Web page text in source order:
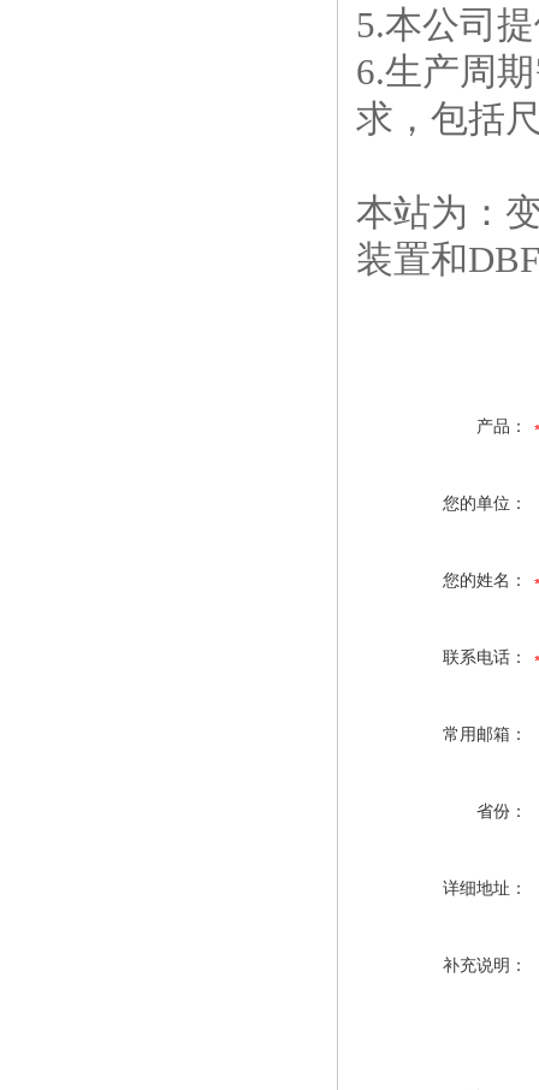
5.本公司
6.生产周
求，包括
本站为：
装置和
产品：
您的单位：
您的姓名：
联系电话：
常用邮箱：
省份：
详细地址：
补充说明：